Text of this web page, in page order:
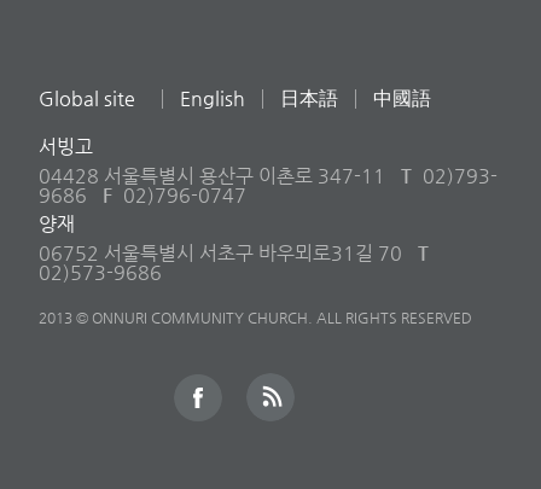
Global site English 日本語 中國語
서빙고
04428 서울특별시 용산구 이촌로 347-11
T 02)793-
9686
F 02)796-0747
양재
06752 서울특별시 서초구 바우뫼로31길 70
T
02)573-9686
2013 © ONNURI COMMUNITY CHURCH. ALL RIGHTS RESERVED